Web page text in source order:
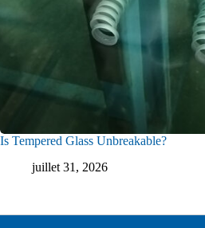
Is Tempered Glass Unbreakable?
juillet 31, 2026